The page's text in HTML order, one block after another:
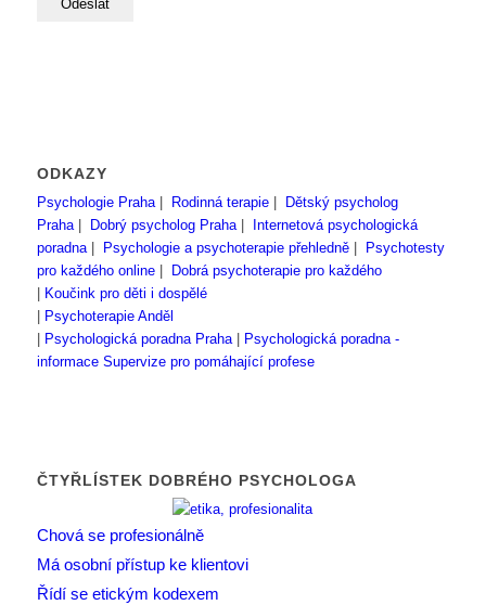
ODKAZY
Psychologie Praha| Rodinná terapie|
Dětský psycholog
Praha| Dobrý psycholog Praha|
Internetová psychologická
poradna| Psychologie a psychoterapie přehledně|
Psychotesty
pro každého online|
Dobrá psychoterapie pro každého
Koučink pro děti i dospělé
Psychoterapie Anděl
Psychologická poradna Praha|
Psychologická poradna -
informace Supervize pro pomáhající profese
ČTYŘLÍSTEK DOBRÉHO PSYCHOLOGA
Chová se profesionálně
Má osobní přístup ke klientovi
Řídí se etickým kodexem